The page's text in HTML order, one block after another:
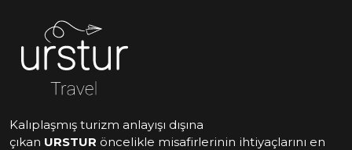
Kalıplaşmış turizm anlayışı dışına
çıkan URSTUR öncelikle misafirlerinin ihtiyaçlarını en